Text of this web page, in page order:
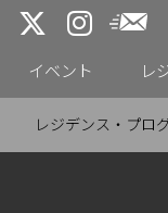
トーキョ
トーキ
ト
イベント レ
レジデンス・プロ